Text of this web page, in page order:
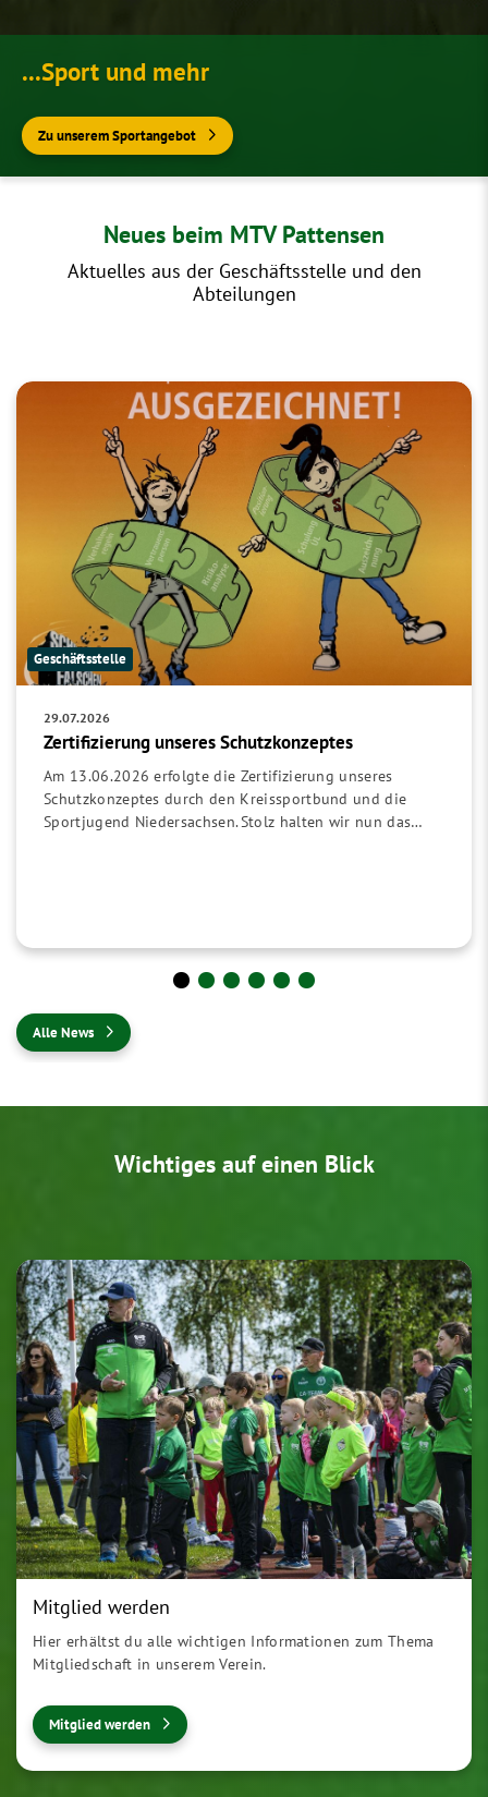
...Sport und mehr
Zu unserem Sportangebot
Neues beim MTV Pattensen
Aktuelles aus der Geschäftsstelle und den
Abteilungen
Geschäftsstelle
29.07.2026
Zertifizierung unseres Schutzkonzeptes
Am 13.06.2026 erfolgte die Zertifizierung unseres
Schutzkonzeptes durch den Kreissportbund und die
Sportjugend Niedersachsen. Stolz halten wir nun das…
Alle News
Wichtiges auf einen Blick
Mitglied werden
Hier erhältst du alle wichtigen Informationen zum Thema
Mitgliedschaft in unserem Verein.
Mitglied werden